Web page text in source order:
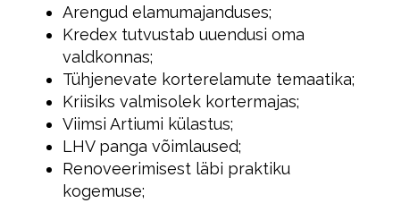
Arengud elamumajanduses;
Kredex tutvustab uuendusi oma
valdkonnas;
Tühjenevate korterelamute temaatika;
Kriisiks valmisolek kortermajas;
Viimsi Artiumi külastus;
LHV panga võimlaused;
Renoveerimisest läbi praktiku
kogemuse;